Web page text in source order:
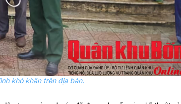
khó khăn trên địa bàn.